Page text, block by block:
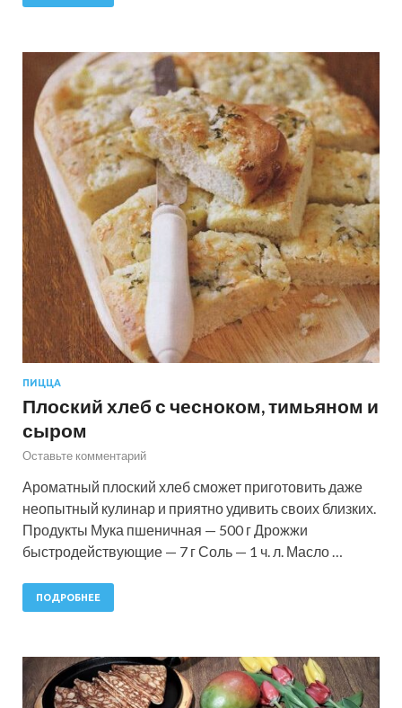
ПИЦЦА
Плоский хлеб с чесноком, тимьяном и
сыром
Оставьте комментарий
Ароматный плоский хлеб сможет приготовить даже
неопытный кулинар и приятно удивить своих близких.
Продукты Мука пшеничная — 500 г Дрожжи
быстродействующие — 7 г Соль — 1 ч. л. Масло …
ПОДРОБНЕЕ